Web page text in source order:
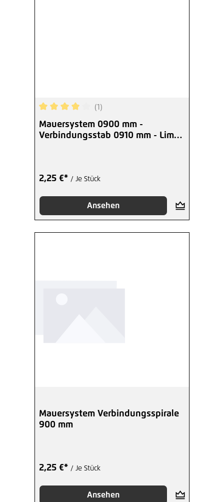
Durchschnittliche Bewertung von 4 von 5
(1)
Mauersystem 0900 mm -
Verbindungsstab 0910 mm - Limes
2,25 €* / Je Stück
Ansehen
Mauersystem Verbindungsspirale
900 mm
2,25 €* / Je Stück
Ansehen